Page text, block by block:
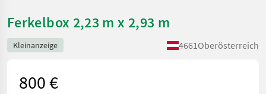
Ferkelbox 2,23 m x 2,93 m
Kleinanzeige 4661Oberösterreich
800 €